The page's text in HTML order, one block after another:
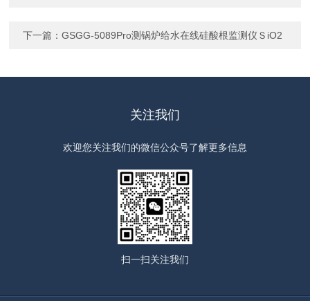
下一篇：GSGG-5089Pro测锅炉给水在线硅酸根监测仪ＳiO2
关注我们
欢迎您关注我们的微信公众号了解更多信息
扫一扫关注我们